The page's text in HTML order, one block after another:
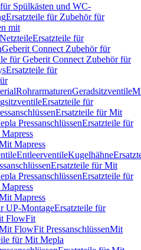
Spülkästen und WC-
Ersatzteile für Zubehör für
mit
NetzteileErsatzteile für
Geberit Connect Zubehör für
für Geberit Connect Zubehör für
Ersatzteile für
RohrarmaturenGeradsitzventile
Ersatzteile für
Ersatzteile für Mit
PressanschlüssenErsatzteile für
Mapress
EntleerventileKugelhähne
Ersatzteile für Mit
PressanschlüssenErsatzteile für
Mapress
UP-MontageErsatzteile für
FlowFit
FlowFit PressanschlüssenMit
für Mit Mepla